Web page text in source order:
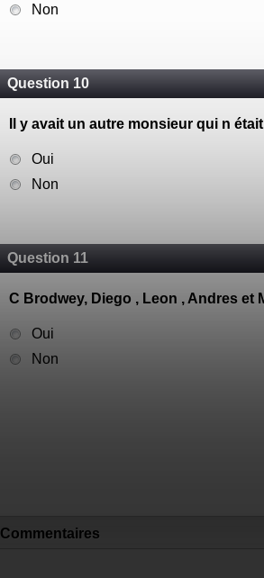
Non
Question 10
Il y avait un autre monsieur qui n
Oui
Non
Question 11
C Brodwey, Diego , Leon , Andres et
Oui
Non
Commentaires